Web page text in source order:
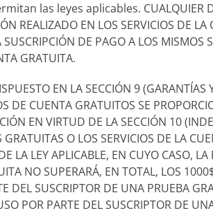
las leyes aplicables. CUALQUIER
REALIZADO EN LOS SERVICIOS DE
DE PAGO A LOS MISMOS
GRATUITA.
EN LA SECCIÓN 9
DE CUENTA GRATUITOS SE
EN VIRTUD DE LA SECCIÓN 10
O LOS SERVICIOS DE LA
LA LEY APLICABLE, EN CUYO CASO,
NO SUPERARÁ, EN TOTAL, LOS
DEL SUSCRIPTOR DE UNA PRUEBA
POR PARTE DEL SUSCRIPTOR DE